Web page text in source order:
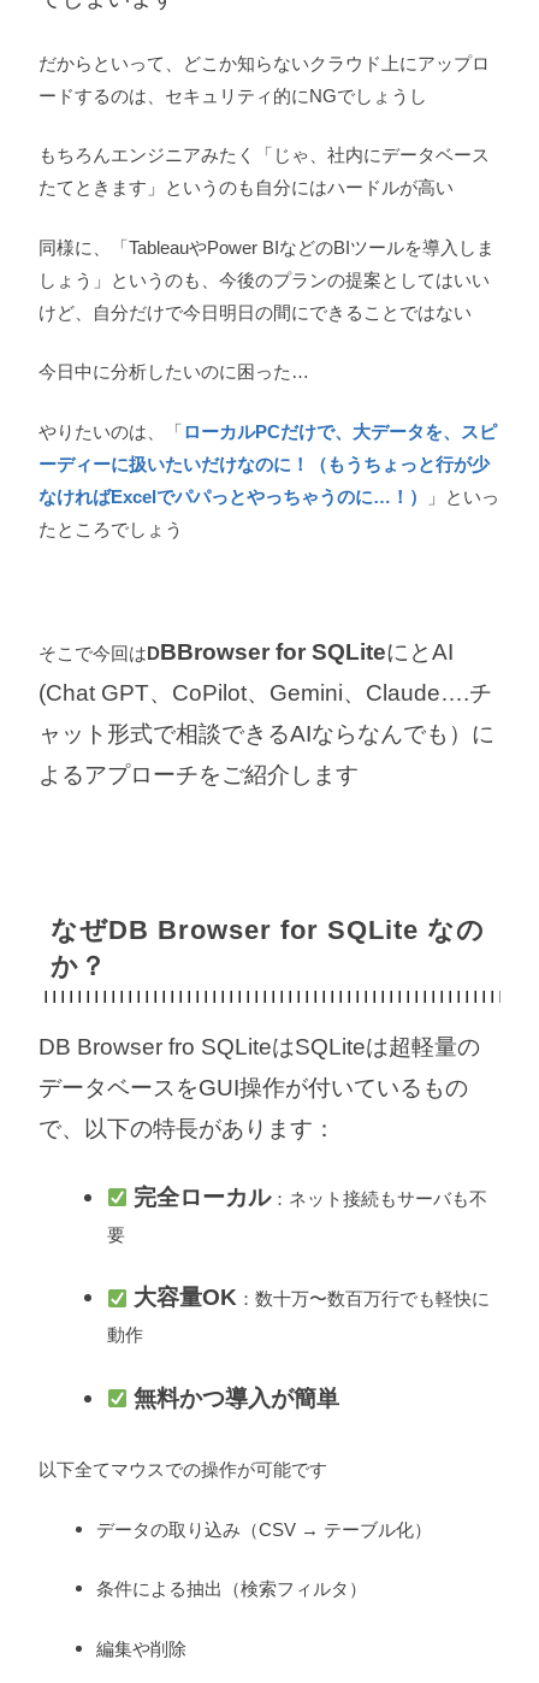
だからといって、どこか知らないクラウド上にアップロ
ードするのは、セキュリティ的にNGでしょうし
もちろんエンジニアみたく「じゃ、社内にデータベース
たてときます」というのも自分にはハードルが高い
同様に、「TableauやPower BIなどのBIツールを導入しま
しょう」というのも、今後のプランの提案としてはいい
けど、自分だけで今日明日の間にできることではない
今日中に分析したいのに困った…
やりたいのは、「ローカルPCだけで、大データを、スピ
ーディーに扱いたいだけなのに！（もうちょっと行が少
なければExcelでパパっとやっちゃうのに…！）
」といっ
たところでしょう
そこで今回はDBBrowser for SQLiteにとAI
(Chat GPT、CoPilot、Gemini、Claude….チ
ャット形式で相談できるAIならなんでも）に
よるアプローチをご紹介します
なぜDB Browser for SQLite なの
か？
DB Browser fro SQLiteはSQLiteは超軽量の
データベースをGUI操作が付いているもの
で、以下の特長があります：
完全ローカル：ネット接続もサーバも不
要
大容量OK ：数十万〜数百万行でも軽快に
動作
無料かつ導入が簡単
以下全てマウスでの操作が可能です
データの取り込み（CSV → テーブル化）
条件による抽出（検索フィルタ）
編集や削除